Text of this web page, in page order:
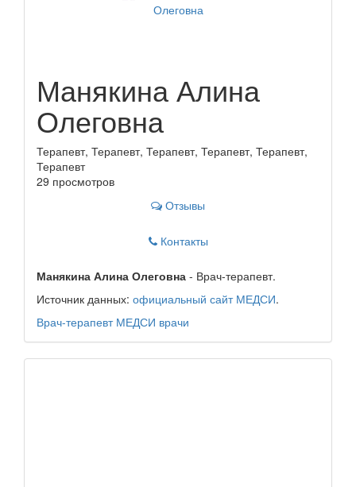
Манякина Алина
Олеговна
Терапевт, Терапевт, Терапевт, Терапевт, Терапевт,
Терапевт
29 просмотров
Отзывы
Контакты
Манякина Алина Олеговна - Врач-терапевт.
Источник данных: официальный сайт МЕДСИ.
Врач-терапевт МЕДСИ врачи